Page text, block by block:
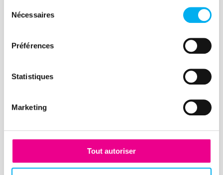
Nécessaires
Préférences
Statistiques
Marketing
Tout autoriser
Qu’est-ce qu’un DAF
16 décembre 2021
directeur administratif et financier
Ellisphere.
Lire la suite